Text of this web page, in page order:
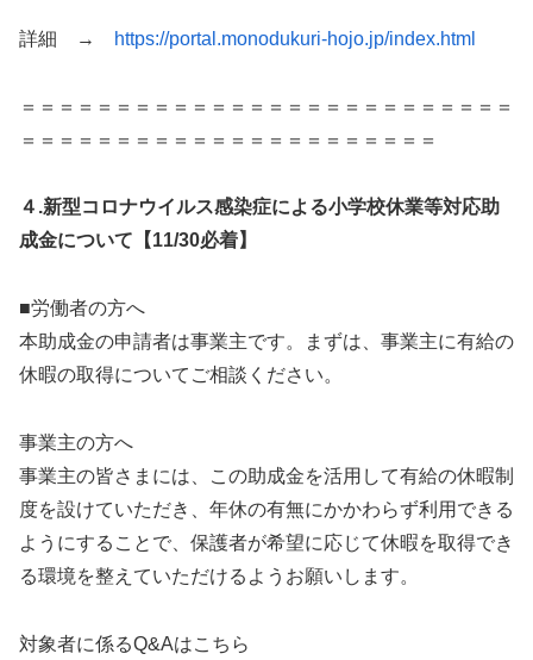
詳細 → https://portal.monodukuri-hojo.jp/index.html
＝＝＝＝＝＝＝＝＝＝＝＝＝＝＝＝＝＝＝＝＝＝＝＝＝＝
＝＝＝＝＝＝＝＝＝＝＝＝＝＝＝＝＝＝＝＝＝＝
４.新型コロナウイルス感染症による小学校休業等対応助
成金について【11/30必着】
■労働者の方へ
本助成金の申請者は事業主です。まずは、事業主に有給の
休暇の取得についてご相談ください。
事業主の方へ
事業主の皆さまには、この助成金を活用して有給の休暇制
度を設けていただき、年休の有無にかかわらず利用できる
ようにすることで、保護者が希望に応じて休暇を取得でき
る環境を整えていただけるようお願いします。
対象者に係るQ&Aはこちら